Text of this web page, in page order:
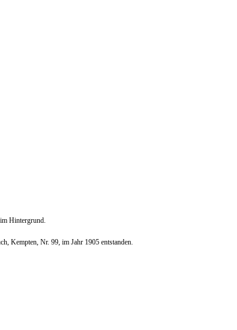
Hintergrund.
Kempten, Nr. 99, im Jahr 1905 entstanden.